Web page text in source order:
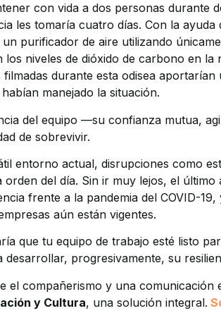
con vida a dos personas durante
les tomaría cuatro días. Con la
purificador de aire utilizando
los niveles de dióxido de carbono en
filmadas durante esta odisea
manejado la situación.
del equipo —su confianza mutua,
de sobrevivir.
entorno actual, disrupciones como
orden del día. Sin ir muy lejos, el
frente a la pandemia del COVID-
aún están vigentes.
que tu equipo de trabajo esté listo
desarrollar, progresivamente, su
el compañerismo y una comunicación
y Cultura, una solución integral.